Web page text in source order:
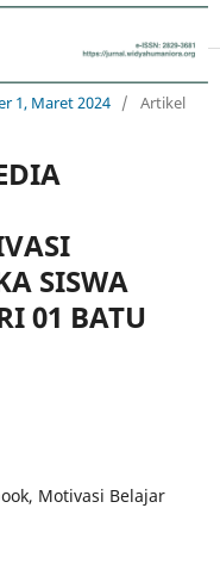
1, Maret 2024 / Artikel
SISWA
01 BATU
Motivasi Belajar